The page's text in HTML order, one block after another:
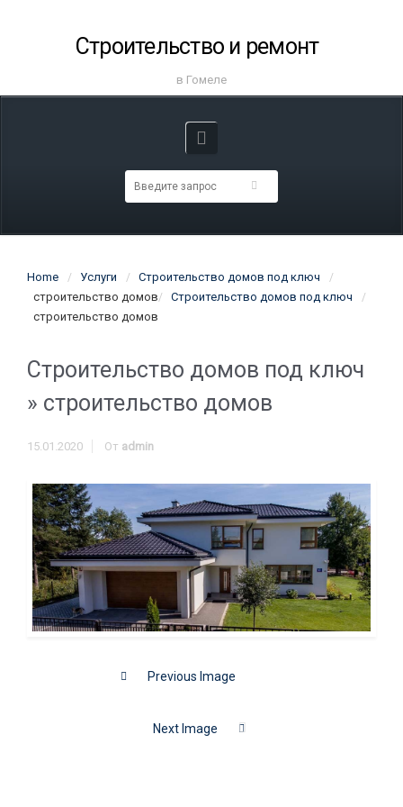
Строительство и ремонт
в Гомеле
Home Услуги
Строительство домов под ключ
строительство домов
Строительство домов под ключ
строительство домов
Строительство домов под ключ
» строительство домов
15.01.2020 От admin
Previous Image
Next Image